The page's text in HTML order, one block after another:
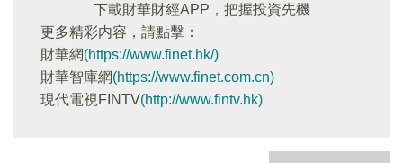
下載財華財經APP，把握投資先機
更多精彩内容，請點擊：
財華網(https://www.finet.hk/)
財華智庫網(https://www.finet.com.cn)
現代電視FINTV(http://www.fintv.hk)